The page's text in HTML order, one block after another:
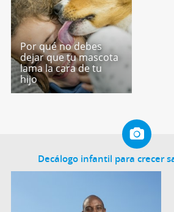
Por qué no debes
dejar que tu mascota
lama la cara de tu
hijo
Decálogo infantil para crecer